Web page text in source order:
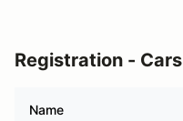
Registration - Cars
Name